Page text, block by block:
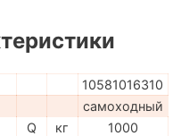
10581016310
самоходный
Q кг
1000